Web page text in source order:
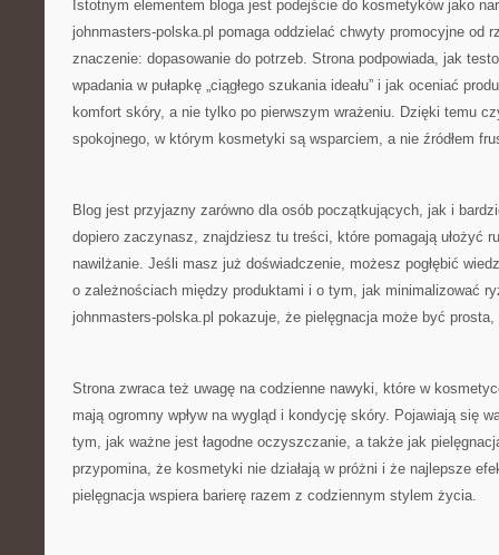
Istotnym elementem bloga jest podejście do kosmetyków jako
johnmasters-polska.pl pomaga oddzielać chwyty promocyjne od
znaczenie: dopasowanie do potrzeb. Strona podpowiada, jak
wpadania w pułapkę „ciągłego szukania ideału” i jak oceniać
komfort skóry, a nie tylko po pierwszym wrażeniu. Dzięki temu
spokojnego, w którym kosmetyki są wsparciem, a nie źródłem
Blog jest przyjazny zarówno dla osób początkujących, jak i
dopiero zaczynasz, znajdziesz tu treści, które pomagają ułożyć
nawilżanie. Jeśli masz już doświadczenie, możesz pogłębić
o zależnościach między produktami i o tym, jak minimalizować
johnmasters-polska.pl pokazuje, że pielęgnacja może być
Strona zwraca też uwagę na codzienne nawyki, które w
mają ogromny wpływ na wygląd i kondycję skóry. Pojawiają się
tym, jak ważne jest łagodne oczyszczanie, a także jak
przypomina, że kosmetyki nie działają w próżni i że najlepsze
pielęgnacja wspiera barierę razem z codziennym stylem życia.